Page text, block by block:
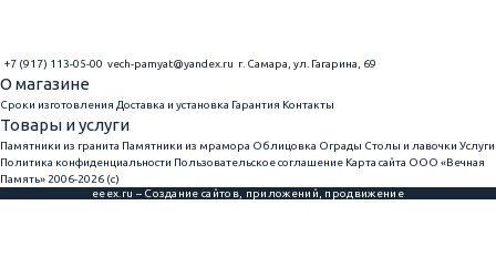
+7 (917) 113-05-00 vech-pamyat@yandex.ru г. Самара, ул. Гагарина, 69
О магазине
Сроки изготовления Доставка и установка Гарантия Контакты
Товары и услуги
Памятники из гранита Памятники из мрамора Облицовка Ограды Столы и лавочки Услуги
Политика конфиденциальности Пользовательское соглашение Карта сайта ООО «Вечная
Память» 2006-2026 (с)
eeex.ru – Создание сайтов, приложений, продвижение